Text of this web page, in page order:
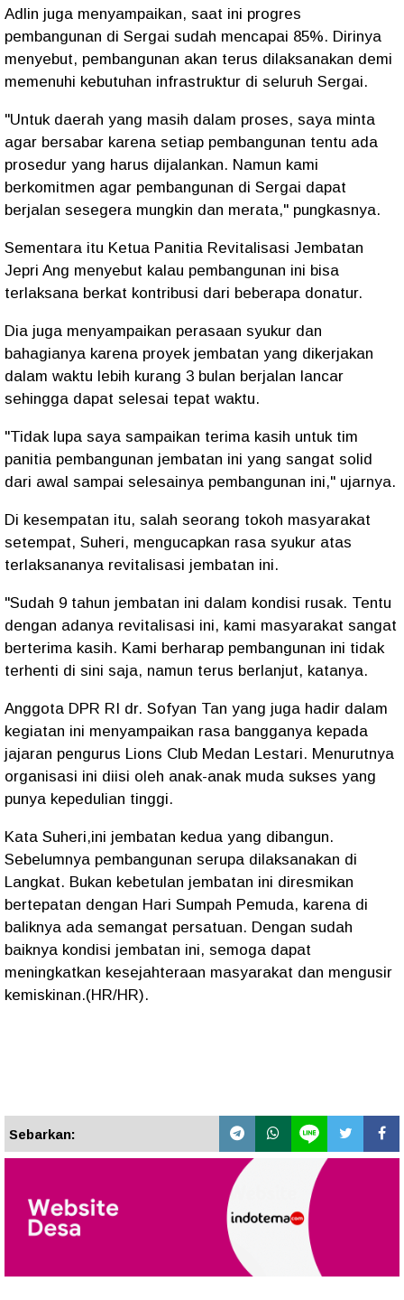
Adlin juga menyampaikan, saat ini progres
pembangunan di Sergai sudah mencapai 85%. Dirinya
menyebut, pembangunan akan terus dilaksanakan demi
memenuhi kebutuhan infrastruktur di seluruh Sergai.
"Untuk daerah yang masih dalam proses, saya minta
agar bersabar karena setiap pembangunan tentu ada
prosedur yang harus dijalankan. Namun kami
berkomitmen agar pembangunan di Sergai dapat
berjalan sesegera mungkin dan merata," pungkasnya.
Sementara itu Ketua Panitia Revitalisasi Jembatan
Jepri Ang menyebut kalau pembangunan ini bisa
terlaksana berkat kontribusi dari beberapa donatur.
Dia juga menyampaikan perasaan syukur dan
bahagianya karena proyek jembatan yang dikerjakan
dalam waktu lebih kurang 3 bulan berjalan lancar
sehingga dapat selesai tepat waktu.
"Tidak lupa saya sampaikan terima kasih untuk tim
panitia pembangunan jembatan ini yang sangat solid
dari awal sampai selesainya pembangunan ini," ujarnya.
Di kesempatan itu, salah seorang tokoh masyarakat
setempat, Suheri, mengucapkan rasa syukur atas
terlaksananya revitalisasi jembatan ini.
"Sudah 9 tahun jembatan ini dalam kondisi rusak. Tentu
dengan adanya revitalisasi ini, kami masyarakat sangat
berterima kasih. Kami berharap pembangunan ini tidak
terhenti di sini saja, namun terus berlanjut, katanya.
Anggota DPR RI dr. Sofyan Tan yang juga hadir dalam
kegiatan ini menyampaikan rasa bangganya kepada
jajaran pengurus Lions Club Medan Lestari. Menurutnya
organisasi ini diisi oleh anak-anak muda sukses yang
punya kepedulian tinggi.
Kata Suheri,ini jembatan kedua yang dibangun.
Sebelumnya pembangunan serupa dilaksanakan di
Langkat. Bukan kebetulan jembatan ini diresmikan
bertepatan dengan Hari Sumpah Pemuda, karena di
baliknya ada semangat persatuan. Dengan sudah
baiknya kondisi jembatan ini, semoga dapat
meningkatkan kesejahteraan masyarakat dan mengusir
kemiskinan.(HR/HR).
Sebarkan: